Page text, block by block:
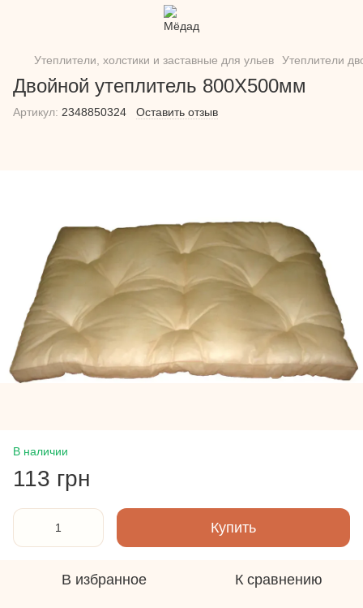
Утеплители, холстики и заставные для ульев Утеплители
Двойной утеплитель 800Х500мм
Артикул: 2348850324 Оставить отзыв
В наличии
113 грн
Купить
В избранное К сравнению